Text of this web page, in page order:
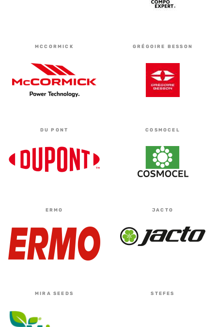
MCCORMICK GRÉGOIRE BESSON
DU PONT COSMOCEL
ERMO JACTO
MIRA SEEDS STEFES